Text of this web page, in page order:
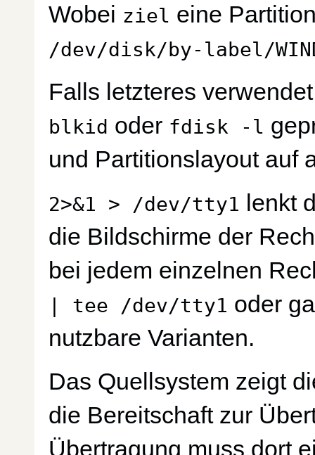
Wobei ziel eine
/dev/disk/by-label/
Falls letzteres
blkid oder fdisk -l
und Partitionslayout auf
2>&1 > /dev/tty1
lenkt
die Bildschirme der
bei jedem einzelnen
| tee /dev/tty1 oder
nutzbare Varianten.
Das Quellsystem zeigt
die Bereitschaft zur
Übertragung muss dort